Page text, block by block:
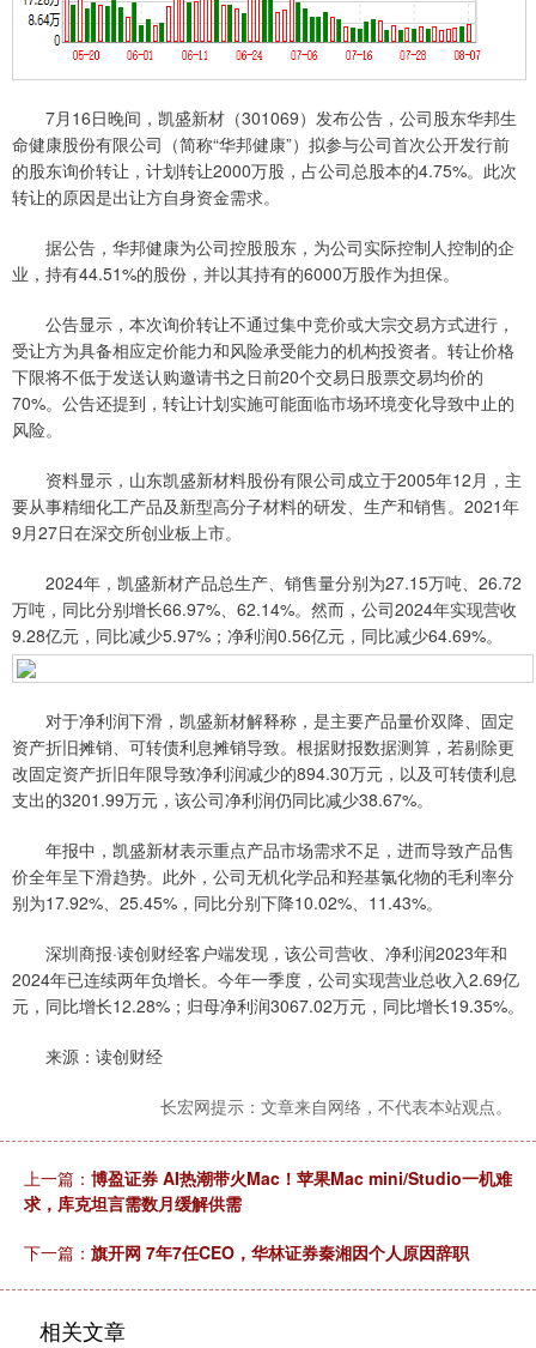
7月16日晚间，凯盛新材（301069）发布公告，公司股东华邦生
命健康股份有限公司（简称“华邦健康”）拟参与公司首次公开发行前
的股东询价转让，计划转让2000万股，占公司总股本的4.75%。此次
转让的原因是出让方自身资金需求。
据公告，华邦健康为公司控股股东，为公司实际控制人控制的企
业，持有44.51%的股份，并以其持有的6000万股作为担保。
公告显示，本次询价转让不通过集中竞价或大宗交易方式进行，
受让方为具备相应定价能力和风险承受能力的机构投资者。转让价格
下限将不低于发送认购邀请书之日前20个交易日股票交易均价的
70%。公告还提到，转让计划实施可能面临市场环境变化导致中止的
风险。
资料显示，山东凯盛新材料股份有限公司成立于2005年12月，主
要从事精细化工产品及新型高分子材料的研发、生产和销售。2021年
9月27日在深交所创业板上市。
2024年，凯盛新材产品总生产、销售量分别为27.15万吨、26.72
万吨，同比分别增长66.97%、62.14%。然而，公司2024年实现营收
9.28亿元，同比减少5.97%；净利润0.56亿元，同比减少64.69%。
对于净利润下滑，凯盛新材解释称，是主要产品量价双降、固定
资产折旧摊销、可转债利息摊销导致。根据财报数据测算，若剔除更
改固定资产折旧年限导致净利润减少的894.30万元，以及可转债利息
支出的3201.99万元，该公司净利润仍同比减少38.67%。
年报中，凯盛新材表示重点产品市场需求不足，进而导致产品售
价全年呈下滑趋势。此外，公司无机化学品和羟基氯化物的毛利率分
别为17.92%、25.45%，同比分别下降10.02%、11.43%。
深圳商报·读创财经客户端发现，该公司营收、净利润2023年和
2024年已连续两年负增长。今年一季度，公司实现营业总收入2.69亿
元，同比增长12.28%；归母净利润3067.02万元，同比增长19.35%。
来源：读创财经
长宏网提示：文章来自网络，不代表本站观点。
上一篇： 博盈证券 AI热潮带火Mac！苹果Mac mini/Studio一机难
求，库克坦言需数月缓解供需
下一篇： 旗开网 7年7任CEO，华林证券秦湘因个人原因辞职
相关文章